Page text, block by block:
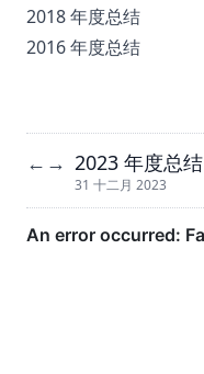
2018 年度总结
2016 年度总结
← → 2023 年度总结
31 十二月 2023